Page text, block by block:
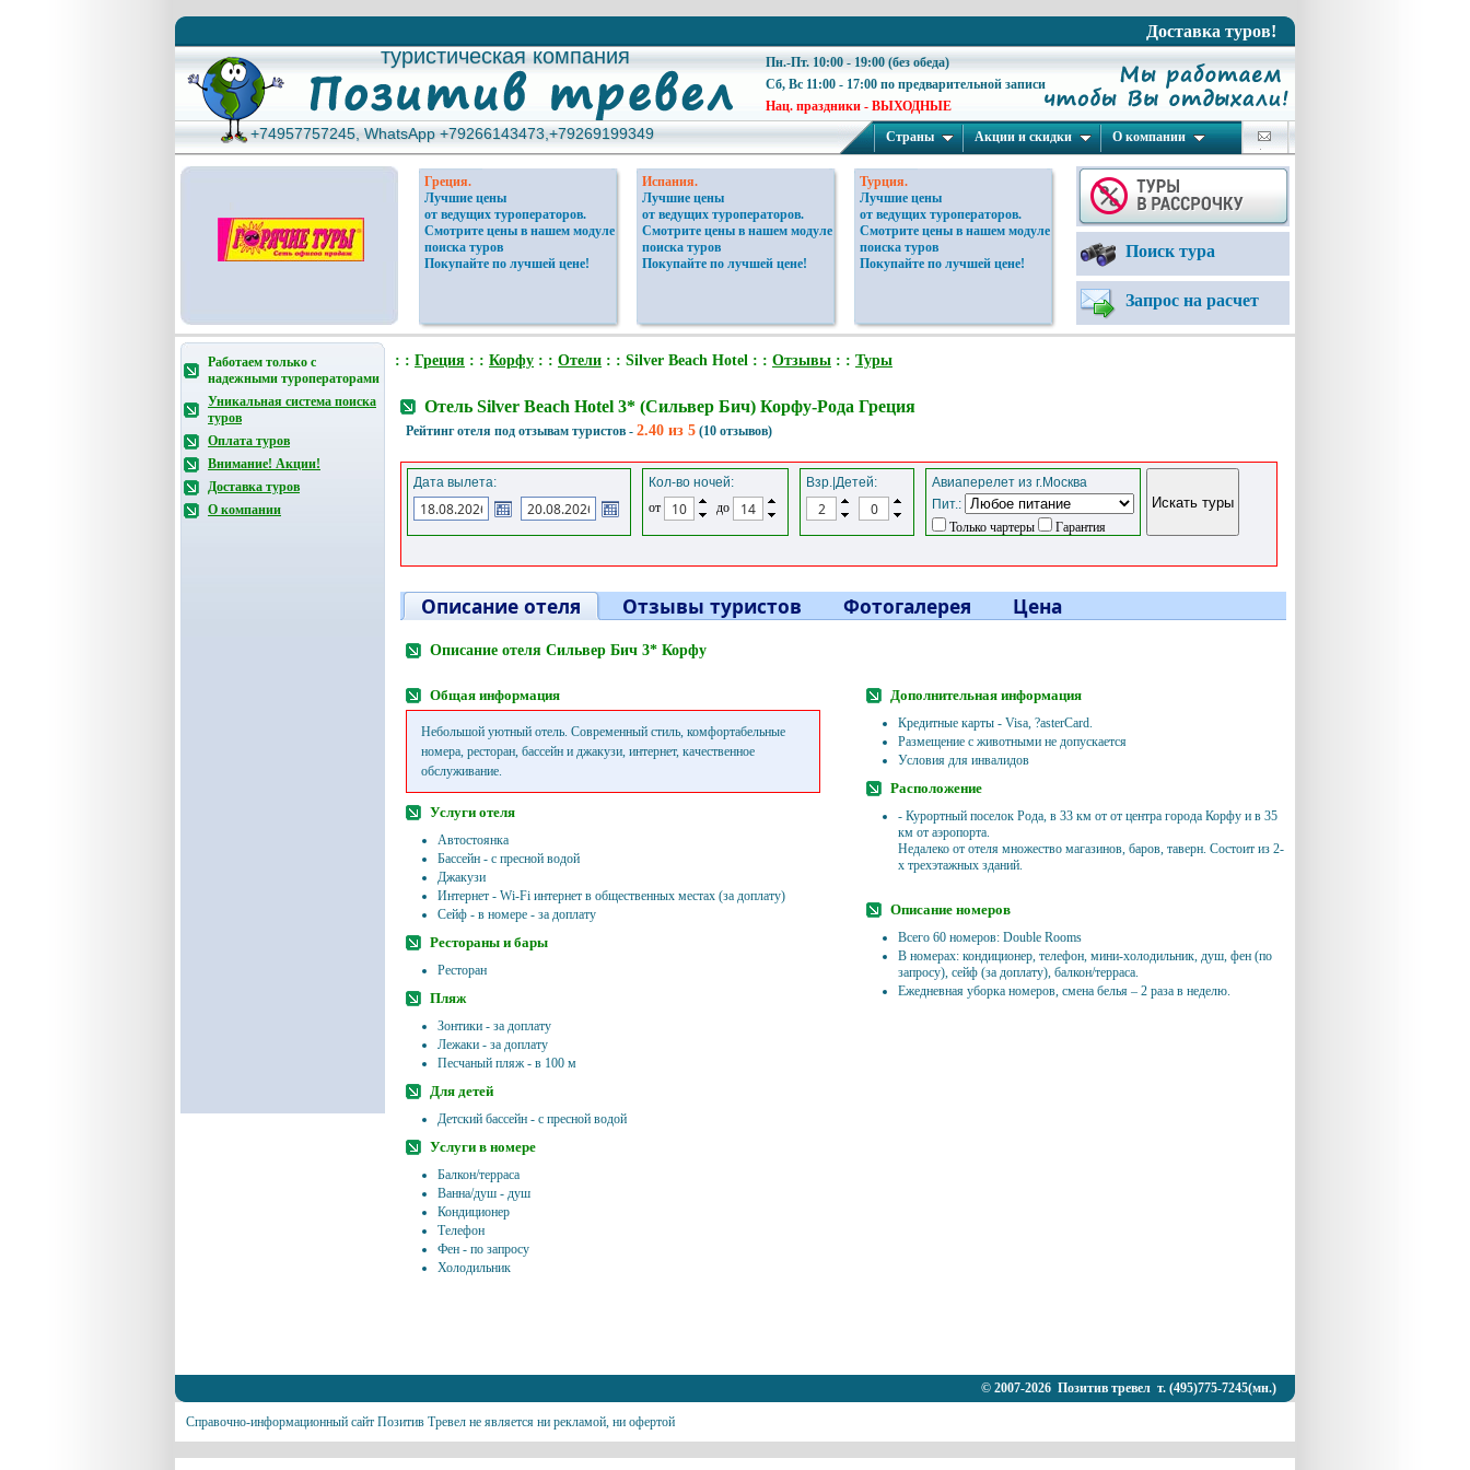
Доставка туров!
туристическая компания
туристическая компания
Пн.-Пт. 10:00 - 19:00 (без обеда)
Сб, Вс 11:00 - 17:00 по предварительной записи
Нац. праздники - ВЫХОДНЫЕ
+74957757245, WhatsApp +79266143473,+79269199349
+74957757245, WhatsApp +79266143473,+79269199349 Страны Акции и скидки О компании
Греция.
Лучшие цены
от ведущих туроператоров.
Смотрите цены в нашем модуле
поиска туров
Покупайте по лучшей цене!
Испания.
Лучшие цены
от ведущих туроператоров.
Смотрите цены в нашем модуле
поиска туров
Покупайте по лучшей цене!
Турция.
Лучшие цены
от ведущих туроператоров.
Смотрите цены в нашем модуле
поиска туров
Покупайте по лучшей цене!
Поиск тура
Запрос на расчет
Работаем только с
надежными туроператорами
Уникальная система поиска
туров
Оплата туров
Внимание! Акции!
Доставка туров
О компании
: : Греция : : Корфу : : Отели : : Silver Beach Hotel : : Отзывы : : Туры
Отель Silver Beach Hotel 3* (Сильвер Бич) Корфу-Рода Греция
Рейтинг отеля под отзывам туристов - 2.40 из 5 (10 отзывов)
Дата вылета:
Кол-во ночей:
от
до
Взр.|Детей:
Авиаперелет из г.Москва
Пит.:
Только чартеры
Гарантия
Описание отеля Отзывы туристов Фотогалерея Цена
Описание отеля Сильвер Бич 3* Корфу
Общая информация
Небольшой уютный отель. Современный стиль, комфортабельные
номера, ресторан, бассейн и джакузи, интернет, качественное
обслуживание.
Услуги отеля
Автостоянка
Бассейн - с пресной водой
Джакузи
Интернет - Wi-Fi интернет в общественных местах (за доплату)
Сейф - в номере - за доплату
Рестораны и бары
Ресторан
Пляж
Зонтики - за доплату
Лежаки - за доплату
Песчаный пляж - в 100 м
Для детей
Детский бассейн - с пресной водой
Услуги в номере
Балкон/терраса
Ванна/душ - душ
Кондиционер
Телефон
Фен - по запросу
Холодильник
Дополнительная информация
Кредитные карты - Visa, ?asterCard.
Размещение с животными не допускается
Условия для инвалидов
Расположение
- Курортный поселок Рода, в 33 км от от центра города Корфу и в 35
км от аэропорта.
Недалеко от отеля множество магазинов, баров, таверн. Состоит из 2-
х трехэтажных зданий.
Описание номеров
Всего 60 номеров: Double Rooms
В номерах: кондиционер, телефон, мини-холодильник, душ, фен (по
запросу), сейф (за доплату), балкон/терраса.
Ежедневная уборка номеров, смена белья – 2 раза в неделю.
© 2007-2026 Позитив тревел т. (495)775-7245(мн.)
Справочно-информационный сайт Позитив Тревел не является ни рекламой, ни офертой